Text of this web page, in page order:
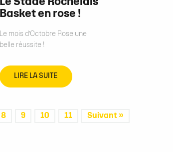
Le Stade Rochelais
Basket en rose !
Le mois d’Octobre Rose une
belle réussite !
LIRE LA SUITE
8 9 10 11 Suivant »